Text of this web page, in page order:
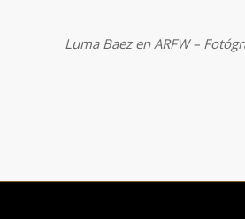
Luma Baez en ARFW –